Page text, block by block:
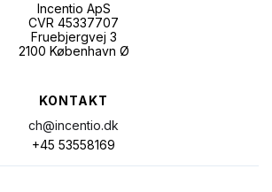
Incentio ApS
CVR 45337707
Fruebjergvej 3
2100 København Ø
KONTAKT
ch@incentio.dk
+45 53558169